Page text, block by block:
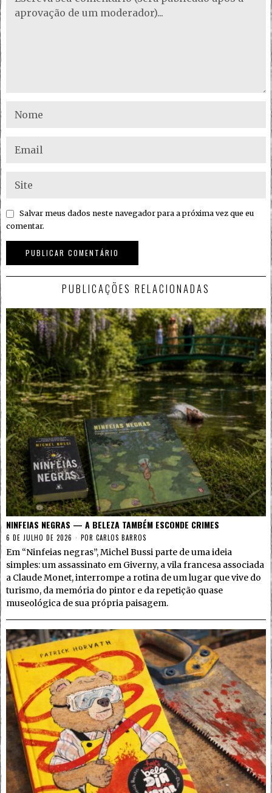
Salvar meus dados neste navegador para a próxima vez que eu
comentar.
PUBLICAÇÕES RELACIONADAS
NINFEIAS NEGRAS — A BELEZA TAMBÉM ESCONDE CRIMES
6 DE JULHO DE 2026 POR CARLOS BARROS
Em “Ninfeias negras”, Michel Bussi parte de uma ideia
simples: um assassinato em Giverny, a vila francesa associada
a Claude Monet, interrompe a rotina de um lugar que vive do
turismo, da memória do pintor e da repetição quase
museológica de sua própria paisagem.